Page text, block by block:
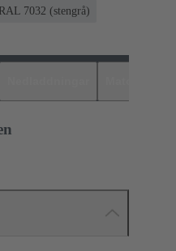
RAL 7032 (stengrå)